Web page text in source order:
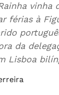
vinha
férias à
da
Lisboa